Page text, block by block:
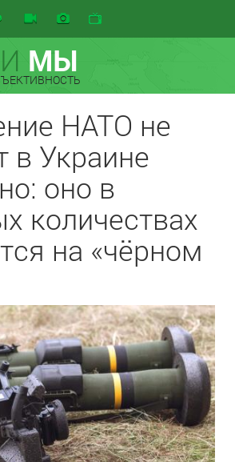
И МЫ
НАТО не
в Украине
оно в
количествах
на «чёрном